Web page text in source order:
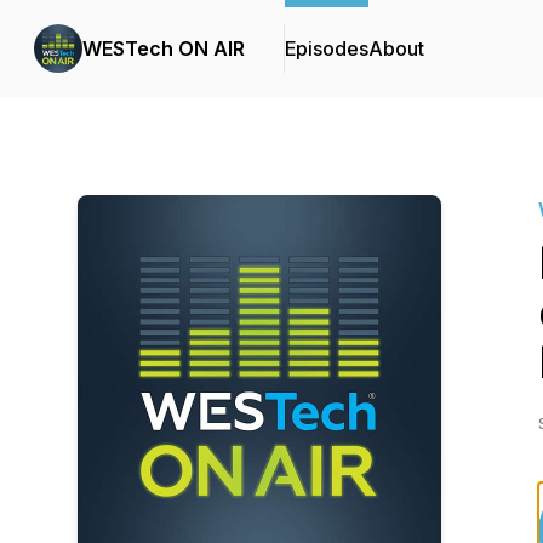
WESTech ON AIR EpisodesAbout